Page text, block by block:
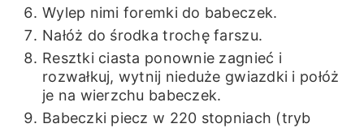
Wylep nimi foremki do babeczek.
Nałóż do środka trochę farszu.
Resztki ciasta ponownie zagnieć i
rozwałkuj, wytnij nieduże gwiazdki i połóż
je na wierzchu babeczek.
Babeczki piecz w 220 stopniach (tryb